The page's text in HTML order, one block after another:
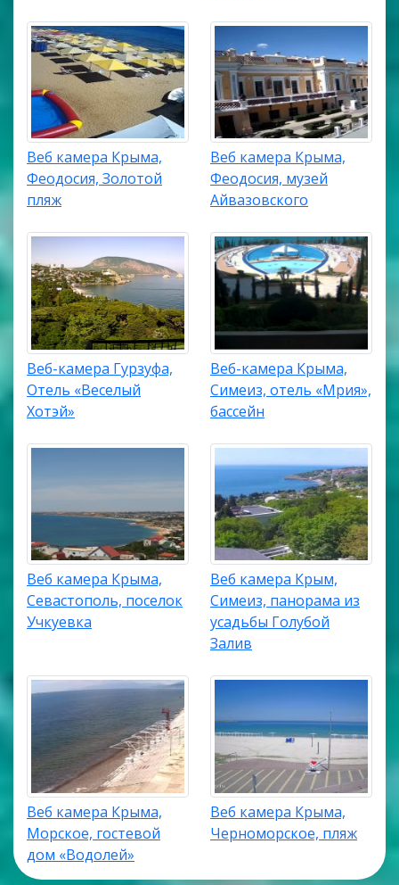
Веб камера Крыма,
Феодосия, Золотой
пляж
Веб камера Крыма,
Феодосия, музей
Айвазовского
Веб-камера Гурзуфа,
Отель «Веселый
Хотэй»
Веб-камера Крыма,
Симеиз, отель «Мрия»,
бассейн
Веб камера Крыма,
Севастополь, поселок
Учкуевка
Веб камера Крым,
Симеиз, панорама из
усадьбы Голубой
Залив
Веб камера Крыма,
Морское, гостевой
дом «Водолей»
Веб камера Крыма,
Черноморское, пляж